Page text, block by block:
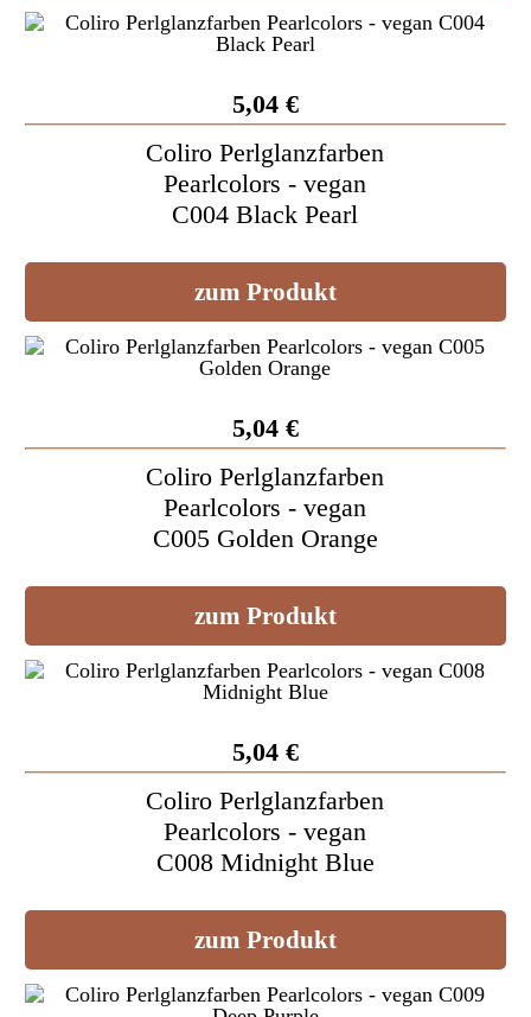
5,04 €
Coliro Perlglanzfarben
Pearlcolors - vegan
C004 Black Pearl
zum Produkt
5,04 €
Coliro Perlglanzfarben
Pearlcolors - vegan
C005 Golden Orange
zum Produkt
5,04 €
Coliro Perlglanzfarben
Pearlcolors - vegan
C008 Midnight Blue
zum Produkt